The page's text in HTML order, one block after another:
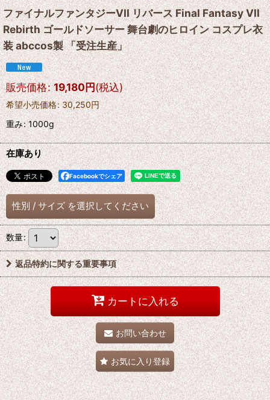
ファイナルファンタジーVII リバース Final Fantasy VII
Rebirth ゴールドソーサー 舞台劇のヒロイン コスプレ衣
装 abccos製 「受注生産」
販売価格: 19,180円(税込)
希望小売価格: 30,250円
重み:1000g
在庫あり
Facebookでシェア
性別 / サイズ を選択してください
数量:
返品特約に関する重要事項
カートに入れる
お問い合わせ
お気に入り登録